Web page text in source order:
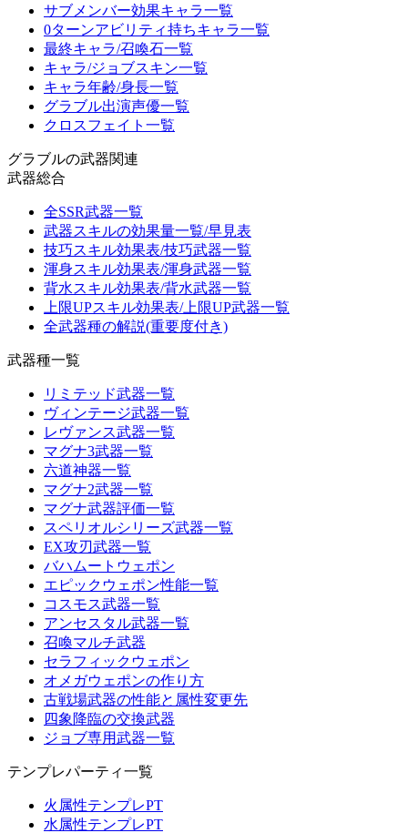
サブメンバー効果キャラ一覧
0ターンアビリティ持ちキャラ一覧
最終キャラ/召喚石一覧
キャラ/ジョブスキン一覧
キャラ年齢/身長一覧
グラブル出演声優一覧
クロスフェイト一覧
グラブルの武器関連
武器総合
全SSR武器一覧
武器スキルの効果量一覧/早見表
技巧スキル効果表/技巧武器一覧
渾身スキル効果表/渾身武器一覧
背水スキル効果表/背水武器一覧
上限UPスキル効果表/上限UP武器一覧
全武器種の解説(重要度付き)
武器種一覧
リミテッド武器一覧
ヴィンテージ武器一覧
レヴァンス武器一覧
マグナ3武器一覧
六道神器一覧
マグナ2武器一覧
マグナ武器評価一覧
スペリオルシリーズ武器一覧
EX攻刃武器一覧
バハムートウェポン
エピックウェポン性能一覧
コスモス武器一覧
アンセスタル武器一覧
召喚マルチ武器
セラフィックウェポン
オメガウェポンの作り方
古戦場武器の性能と属性変更先
四象降臨の交換武器
ジョブ専用武器一覧
テンプレパーティ一覧
火属性テンプレPT
水属性テンプレPT